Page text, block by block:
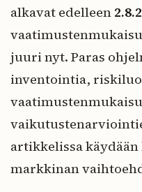
alkavat edelleen
juuri nyt. Paras
inventointia,
artikkelissa
markkinan